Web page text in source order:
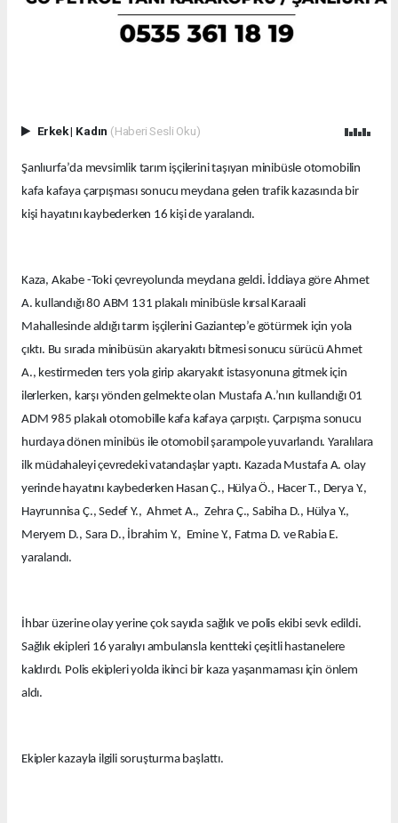
Erkek| Kadın (Haberi Sesli Oku)
Şanlıurfa’da mevsimlik tarım işçilerini taşıyan minibüsle otomobilin
kafa kafaya çarpışması sonucu meydana gelen trafik kazasında bir
kişi hayatını kaybederken 16 kişi de yaralandı.
Kaza, Akabe -Toki çevreyolunda meydana geldi. İddiaya göre Ahmet
A. kullandığı 80 ABM 131 plakalı minibüsle kırsal Karaali
Mahallesinde aldığı tarım işçilerini Gaziantep’e götürmek için yola
çıktı. Bu sırada minibüsün akaryakıtı bitmesi sonucu sürücü Ahmet
A., kestirmeden ters yola girip akaryakıt istasyonuna gitmek için
ilerlerken, karşı yönden gelmekte olan Mustafa A.’nın kullandığı 01
ADM 985 plakalı otomobille kafa kafaya çarpıştı. Çarpışma sonucu
hurdaya dönen minibüs ile otomobil şarampole yuvarlandı. Yaralılara
ilk müdahaleyi çevredeki vatandaşlar yaptı. Kazada Mustafa A. olay
yerinde hayatını kaybederken Hasan Ç., Hülya Ö., Hacer T., Derya Y.,
Hayrunnisa Ç., Sedef Y., Ahmet A., Zehra Ç., Sabiha D., Hülya Y.,
Meryem D., Sara D., İbrahim Y., Emine Y., Fatma D. ve Rabia E.
yaralandı.
İhbar üzerine olay yerine çok sayıda sağlık ve polis ekibi sevk edildi.
Sağlık ekipleri 16 yaralıyı ambulansla kentteki çeşitli hastanelere
kaldırdı. Polis ekipleri yolda ikinci bir kaza yaşanmaması için önlem
aldı.
Ekipler kazayla ilgili soruşturma başlattı.